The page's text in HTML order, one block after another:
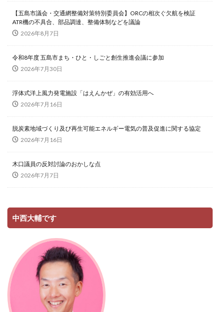
【五島市議会・交通網整備対策特別委員会】ORCの相次ぐ欠航を検証
ATR機の不具合、部品調達、整備体制などを議論
2026年8月7日
令和8年度 五島市まち・ひと・しごと創生推進会議に参加
2026年7月30日
浮体式洋上風力発電施設「はえんかぜ」の有効活用へ
2026年7月16日
脱炭素地域づくり及び再生可能エネルギー電気の普及促進に関する協定
2026年7月16日
木口議員の反対討論のおかしな点
2026年7月7日
中西大輔です